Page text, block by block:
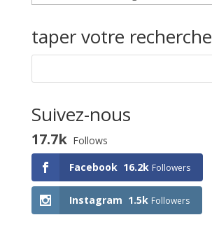
une
taper votre recherche
Suivez-nous
17.7k Follows
Facebook 16.2k Followers
Instagram 1.5k Followers